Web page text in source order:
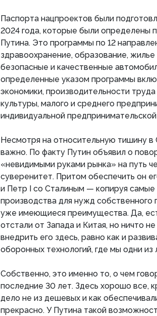
Паспорта нацпроектов были
2024 года, которые были определены
Путина. Это программы по 12
здравоохранение, образование, жилье
безопасные и качественные
определенные указом программы
экономики, производительности
культуры, малого и среднего
индивидуальной
Несмотря на относительную тишину
важно. По факту Путин объявил о
«невидимыми руками рынка» на путь
суверенитет. Притом обеспечить он
и Петр I со Сталиным — копируя
производства для нужд собственного
уже имеющиеся преимущества. Да,
отстали от Запада и Китая, но ничто
внедрить его здесь, равно как и
оборонных технологий, где мы одни из
Собственно, это именно то, о чем
последние 30 лет. Здесь хорошо все,
дело не из дешевых и как
прекрасно. У Путина такой